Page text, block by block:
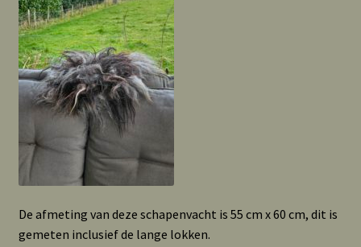
De afmeting van deze schapenvacht is 55 cm x 60 cm, dit is
gemeten inclusief de lange lokken.